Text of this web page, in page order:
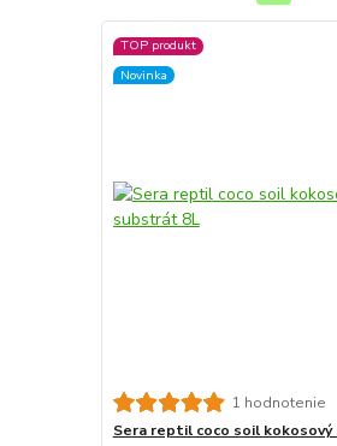
TOP produkt
Novinka
1 hodnotenie
Sera reptil coco soil